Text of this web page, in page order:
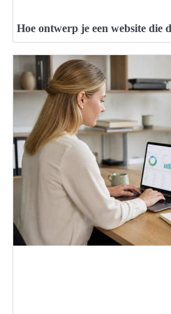
Hoe ontwerp je een website die